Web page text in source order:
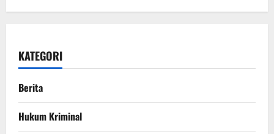
KATEGORI
Berita
Hukum Kriminal